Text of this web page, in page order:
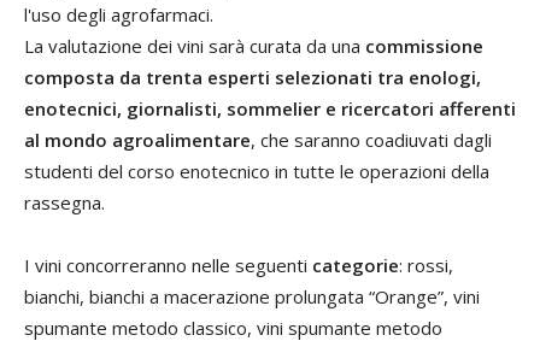
l'uso degli agrofarmaci.
La valutazione dei vini sarà curata da una commissione
composta da trenta esperti selezionati tra enologi,
enotecnici, giornalisti, sommelier e ricercatori afferenti
al mondo agroalimentare, che saranno coadiuvati dagli
studenti del corso enotecnico in tutte le operazioni della
rassegna.
I vini concorreranno nelle seguenti categorie: rossi,
bianchi, bianchi a macerazione prolungata “Orange”, vini
spumante metodo classico, vini spumante metodo